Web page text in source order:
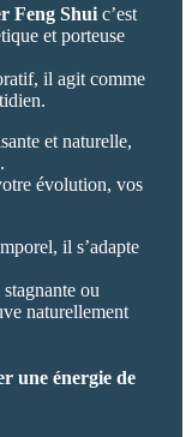
Feng Shui c’est
et porteuse
il agit comme
et naturelle,
évolution, vos
il s’adapte
ou
naturellement
une énergie de